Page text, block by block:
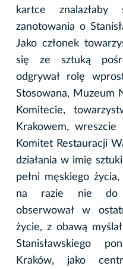
kartce
zanotowania o
Jako członek
się ze sztuką
odgrywał rolę
Stosowana, Muzeum
Komitecie,
Krakowem,
Komitet Restauracji
działania w imię
pełni męskiego
na razie nie do
obserwował w
życie, z obawą
Stanisławskiego
Kraków, jako